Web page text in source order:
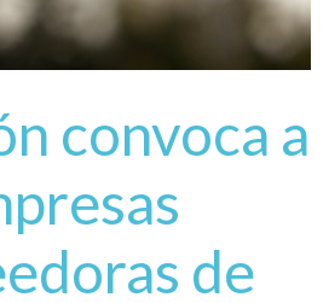
convoca a
de